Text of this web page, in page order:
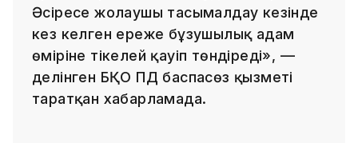
Әсіресе жолаушы тасымалдау кезінде
кез келген ереже бұзушылық адам
өміріне тікелей қауіп төндіреді», —
делінген БҚО ПД баспасөз қызметі
таратқан хабарламада.